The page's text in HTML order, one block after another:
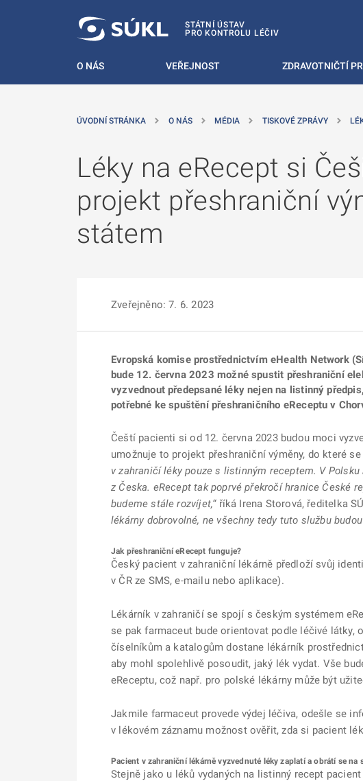
STÁTNÍ ÚSTAV
PRO KONTROLU LÉČIV
O NÁS VEŘEJNOST ZDRAVOTNIČTÍ
ÚVODNÍ STRÁNKA O NÁS MÉDIA TISKOVÉ ZPRÁVY
Léky na eRecept si
projekt přeshraniční
státem
Zveřejněno: 7. 6. 2023
Evropská komise prostřednictvím eHealth Network
bude 12. června 2023 možné spustit přeshraniční
vyzvednout předepsané léky nejen na listinný
potřebné ke spuštění přeshraničního eReceptu v
Čeští pacienti si od 12. června 2023 budou moci
umožnuje to projekt přeshraniční výměny, do které
v zahraničí léky pouze s listinným receptem. V
z Česka. eRecept tak poprvé překročí hranice České
budeme stále rozvíjet,“říká Irena Storová, ředitelka
lékárny dobrovolné, ne všechny tedy tuto službu
Jak přeshraniční eRecept funguje?
Český pacient v zahraniční lékárně předloží svůj
v ČR ze SMS, e-mailu nebo aplikace).
Lékárník v zahraničí se spojí s českým systémem
se pak farmaceut bude orientovat podle léčivé
číselníkům a katalogům dostane lékárník
aby mohl spolehlivě posoudit, jaký lék vydat. Vše
eReceptu, což např. pro polské lékárny může být
Jakmile farmaceut provede výdej léčiva, odešle se
v lékovém záznamu možnost ověřit, zda si pacient
Pacient v zahraniční lékárně vyzvednuté léky zaplatí a obrátí se na
Stejně jako u léků vydaných na listinný recept